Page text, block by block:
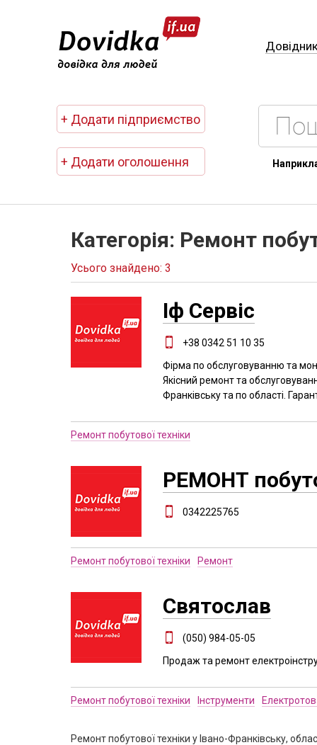
+ Додати підприємство
+ Додати оголошення
Категорія: Ремонт
Усього знайдено: 3
Іф Сервіс
+38 0342 51 10 35
Фірма по обслуговуванню та
Якісний ремонт та
Франківську та по області.
Ремонт побутової техніки
РЕМОНТ
0342225765
Ремонт побутової техніки Ремонт
Святослав
(050) 984-05-05
Продаж та ремонт
Ремонт побутової техніки Інструменти
Ремонт побутової техніки у Івано-Франківську,